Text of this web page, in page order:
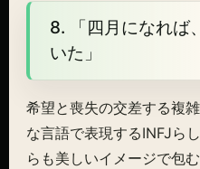
8. 「四月になれば
いた」
希望と喪失の交差する複
な言語で表現するINFJら
らも美しいイメージで包